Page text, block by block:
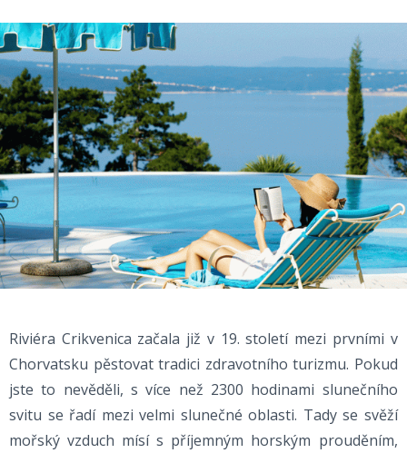
Riviéra Crikvenica začala již v 19. století mezi prvními v
Chorvatsku pěstovat tradici zdravotního turizmu. Pokud
jste to nevěděli, s více než 2300 hodinami slunečního
svitu se řadí mezi velmi slunečné oblasti. Tady se svěží
mořský vzduch mísí s příjemným horským prouděním,